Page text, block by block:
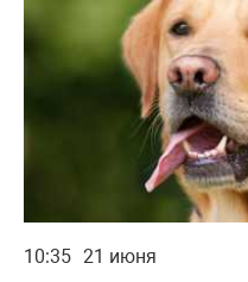
10:35 21 июня